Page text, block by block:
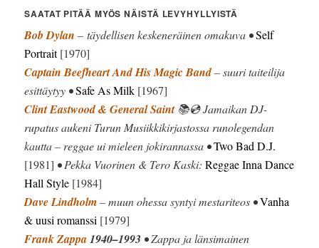
SAATAT PITÄÄ MYÖS NÄISTÄ LEVYHYLLYISTÄ
Bob Dylan – täydellisen keskeneräinen omakuva •Self
Portrait[1970]
Captain Beefheart And His Magic Band– suuri taiteilija
esittäytyy •Safe As Milk [1967]
Clint Eastwood & General Saint📚💿 Jamaikan DJ-
rupatus aukeni Turun Musiikkikirjastossa runolegendan
kautta – reggae ui mieleen jokirannassa •Two Bad D.J.
[1981] • Pekka Vuorinen & Tero Kaski:Reggae Inna Dance
Hall Style [1984]
Dave Lindholm– muun ohessa syntyi mestariteos •Vanha
& uusi romanssi [1979]
Frank Zappa1940–1993 • Zappa ja länsimainen